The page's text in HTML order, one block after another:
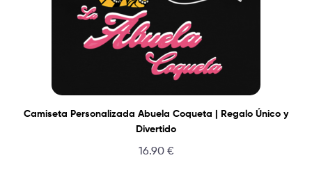
Camiseta Personalizada Abuela Coqueta | Regalo Único y
Divertido
16.90 €